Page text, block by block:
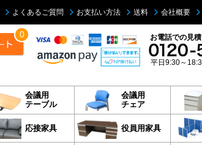
よくあるご質問 お支払い方法 送料 会社概要
0 お電話での見
平日9:30～
会議用
テーブル
会議用
チェア
応接家具 役員用家具